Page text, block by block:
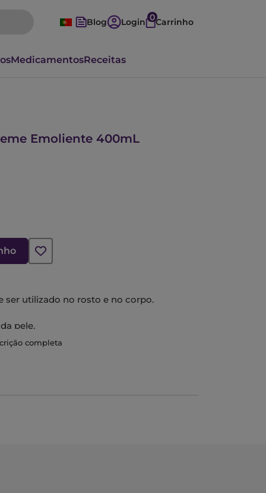
Blog Login 0Carrinho
MedicamentosReceitas
Emoliente 400mL
ser utilizado no rosto e no corpo.
pele.
completa